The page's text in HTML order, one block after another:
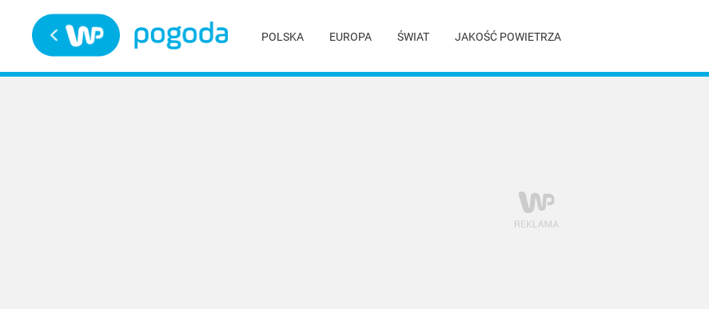
POLSKA EUROPA ŚWIAT JAKOŚĆ POWIETRZA